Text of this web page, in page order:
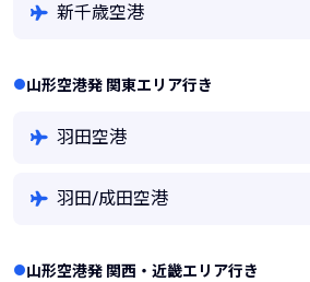
新千歳空港
山形空港発 関東エリア行き
羽田空港
羽田/成田空港
山形空港発 関西・近畿エリア行き